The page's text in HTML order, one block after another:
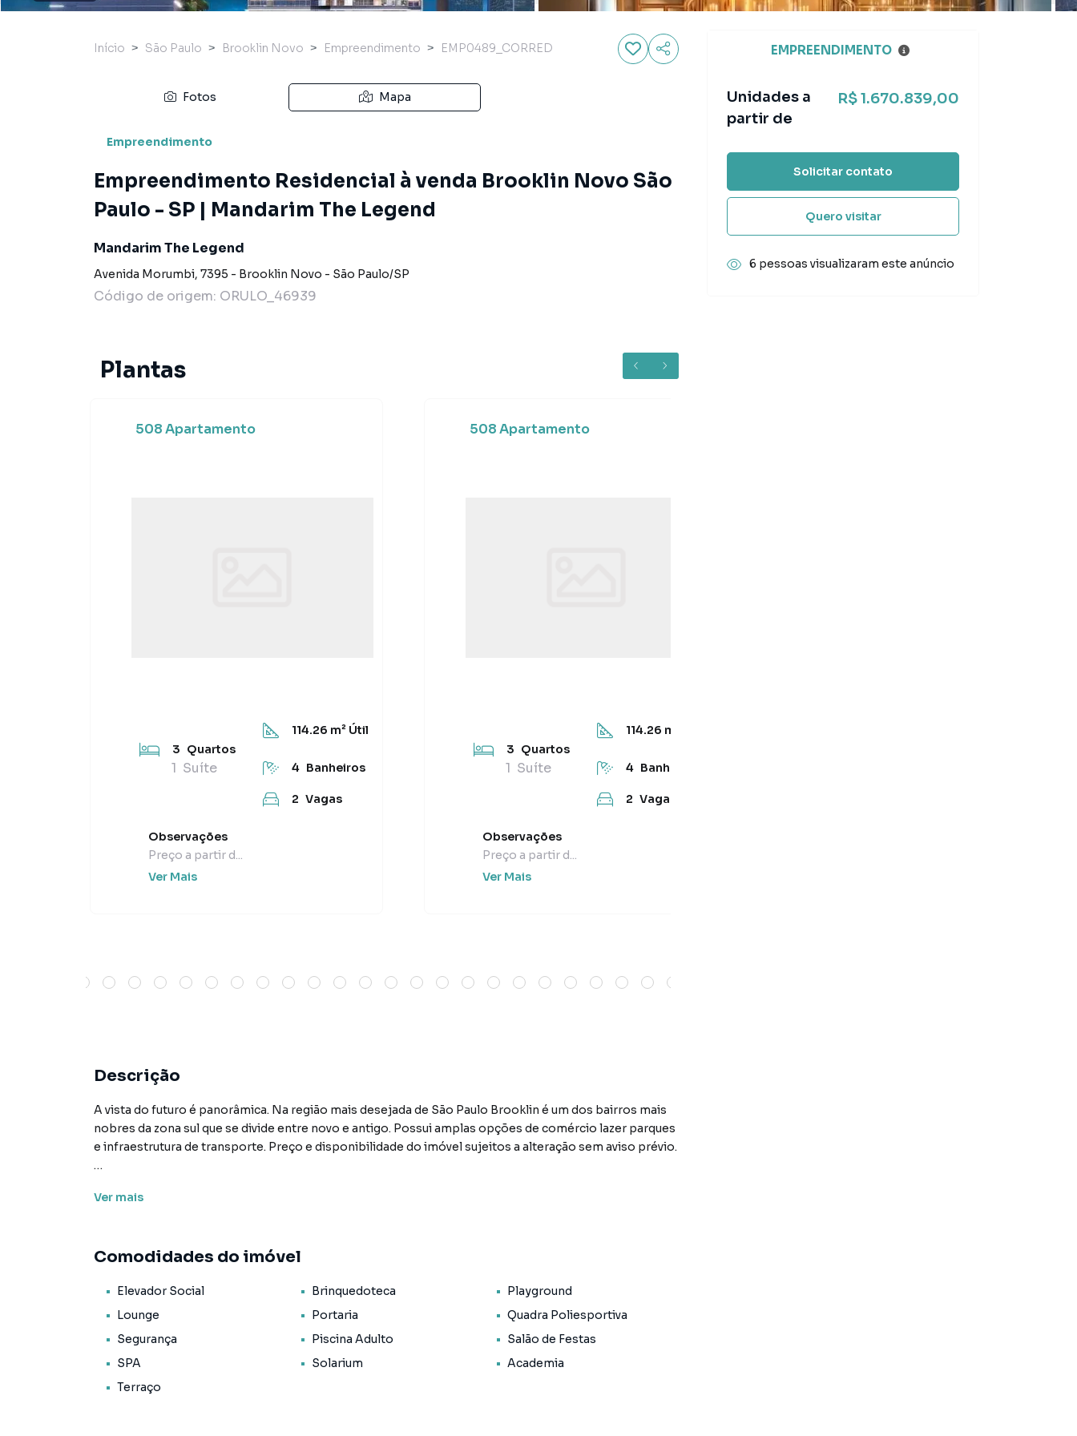
Início São Paulo Brooklin Novo Empreendimento EMP0489_CORRED
Fotos Mapa
Empreendimento
Empreendimento Residencial à venda Brooklin Novo São
Paulo - SP | Mandarim The Legend
Mandarim The Legend
Avenida Morumbi, 7395 - Brooklin Novo - São Paulo/SP
Código de origem: ORULO_46939
Plantas
508 Apartamento
3 Quartos
1 Suíte
114.26 m² Útil
4 Banheiros
2 Vagas
Observações
Preço a partir d...
Ver Mais
508 Apartamento
3 Quartos
1 Suíte
114.26 m² Útil
4 Banheiros
2 Vagas
Observações
Preço a partir d...
Ver Mais
Descrição
A vista do futuro é panorâmica. Na região mais desejada de São Paulo Brooklin é um dos bairros mais
nobres da zona sul que se divide entre novo e antigo. Possui amplas opções de comércio lazer parques
e infraestrutura de transporte. Preço e disponibilidade do imóvel sujeitos a alteração sem aviso prévio.
• Academia
• Lounge
• Playground
• Portaria
• Porte cochère
• Quadra poliesportiva
• Salão de festas
• Segurança
Ver mais
Comodidades do imóvel
Elevador Social Brinquedoteca
Playground
Lounge
Portaria
Quadra Poliesportiva
Segurança
Piscina Adulto
Salão de Festas
SPA
Solarium
Academia
Terraço
EMPREENDIMENTO
Unidades a
partir de
R$ 1.670.839,00
Solicitar contato
Quero visitar
6 pessoas visualizaram este anúncio